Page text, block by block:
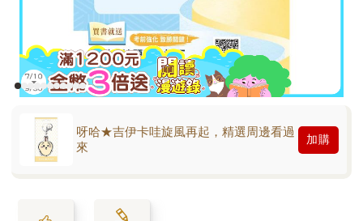
呀哈★吉伊卡哇旋風再起，精選周邊看過
來
加購